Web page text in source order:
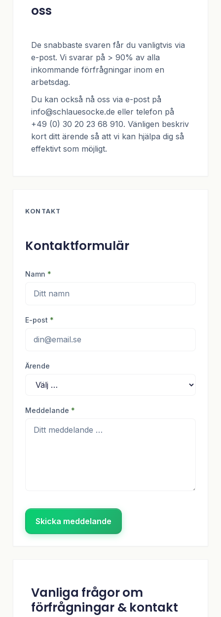
oss
De snabbaste svaren får du vanligtvis via
e-post. Vi svarar på > 90% av alla
inkommande förfrågningar inom en
arbetsdag.
Du kan också nå oss via e-post på
info@schlauesocke.de eller telefon på
+49 (0) 30 20 23 68 910. Vänligen beskriv
kort ditt ärende så att vi kan hjälpa dig så
effektivt som möjligt.
KONTAKT
Kontaktformulär
Namn *
E-post *
Ärende
Meddelande *
Skicka meddelande
Vanliga frågor om
förfrågningar & kontakt